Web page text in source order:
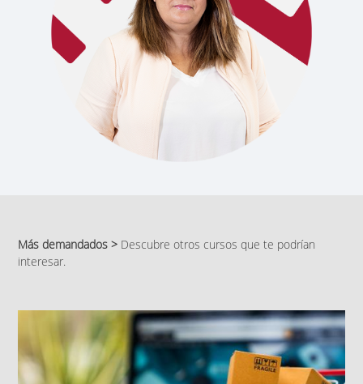
Más demandados > Descubre otros cursos que te podrían
interesar.